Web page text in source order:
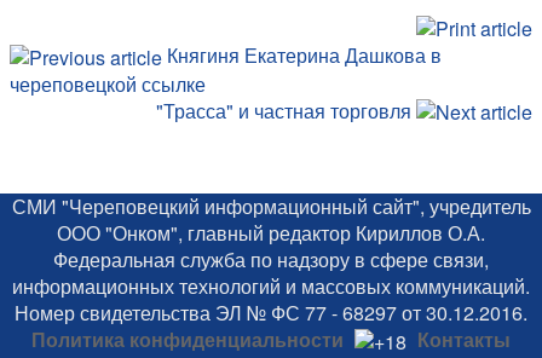
Княгиня Екатерина Дашкова в
череповецкой ссылке
"Трасса" и частная торговля
СМИ "Череповецкий информационный сайт", учредитель
ООО "Онком", главный редактор Кириллов О.А.
Федеральная служба по надзору в сфере связи,
информационных технологий и массовых коммуникаций.
Номер свидетельства ЭЛ № ФС 77 - 68297 от 30.12.2016.
Политика конфиденциальности
Контакты